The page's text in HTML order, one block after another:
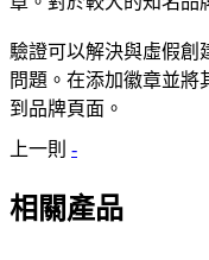
驗證可以解決與虛假創
問題。在添加徽章並將
到品牌頁面。
上一則 -
相關產品